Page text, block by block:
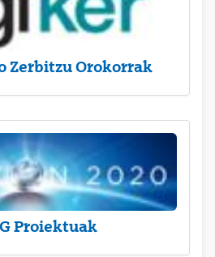
Zerbitzu Orokorrak
Proiektuak